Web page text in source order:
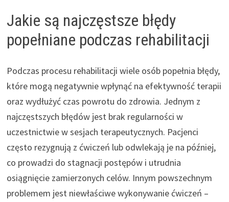
Jakie są najczęstsze błędy
popełniane podczas rehabilitacji
Podczas procesu rehabilitacji wiele osób popełnia błędy,
które mogą negatywnie wpłynąć na efektywność terapii
oraz wydłużyć czas powrotu do zdrowia. Jednym z
najczęstszych błędów jest brak regularności w
uczestnictwie w sesjach terapeutycznych. Pacjenci
często rezygnują z ćwiczeń lub odwlekają je na później,
co prowadzi do stagnacji postępów i utrudnia
osiągnięcie zamierzonych celów. Innym powszechnym
problemem jest niewłaściwe wykonywanie ćwiczeń –